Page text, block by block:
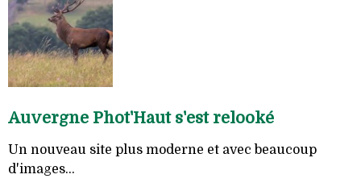
Auvergne Phot'Haut s'est relooké
Un nouveau site plus moderne et avec beaucoup
d'images...